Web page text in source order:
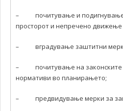
– почитување и подигнување
просторот и непречено движење
– вградување заштитни
– почитување на законските
нормативи во планирањето;
– предвидување мерки за